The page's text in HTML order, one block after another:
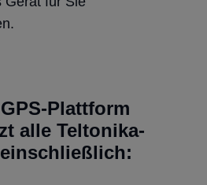
Plattform
alle Teltonika-